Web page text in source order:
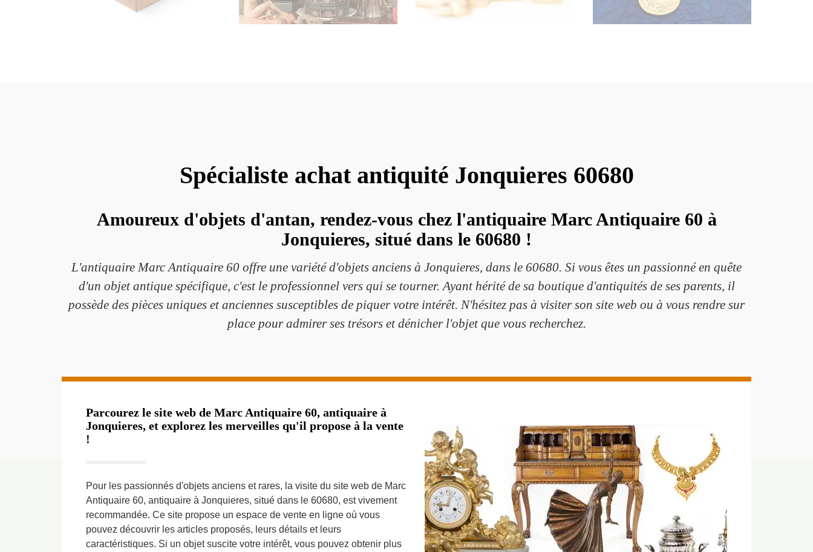
Spécialiste achat antiquité Jonquieres 60680
Amoureux d'objets d'antan, rendez-vous chez l'antiquaire Marc Antiquaire 60 à
Jonquieres, situé dans le 60680 !
L'antiquaire Marc Antiquaire 60 offre une variété d'objets anciens à Jonquieres, dans le 60680. Si vous êtes un passionné en quête
d'un objet antique spécifique, c'est le professionnel vers qui se tourner. Ayant hérité de sa boutique d'antiquités de ses parents, il
possède des pièces uniques et anciennes susceptibles de piquer votre intérêt. N'hésitez pas à visiter son site web ou à vous rendre sur
place pour admirer ses trésors et dénicher l'objet que vous recherchez.
Parcourez le site web de Marc Antiquaire 60, antiquaire à
Jonquieres, et explorez les merveilles qu'il propose à la vente
!
Pour les passionnés d'objets anciens et rares, la visite du site web de Marc
Antiquaire 60, antiquaire à Jonquieres, situé dans le 60680, est vivement
recommandée. Ce site propose un espace de vente en ligne où vous
pouvez découvrir les articles proposés, leurs détails et leurs
caractéristiques. Si un objet suscite votre intérêt, vous pouvez obtenir plus